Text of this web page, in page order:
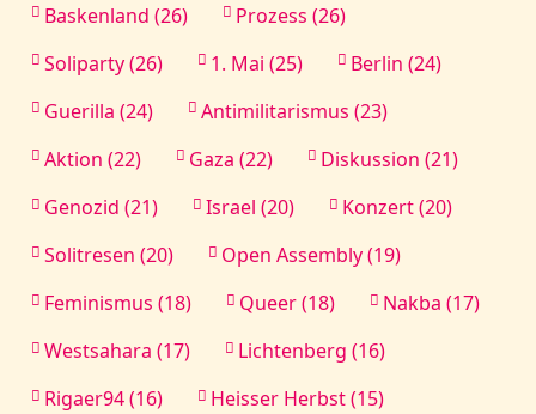
Baskenland (26)
Prozess (26)
Soliparty (26)
1. Mai (25)
Berlin (24)
Guerilla (24)
Antimilitarismus (23)
Aktion (22)
Gaza (22)
Diskussion (21)
Genozid (21)
Israel (20)
Konzert (20)
Solitresen (20)
Open Assembly (19)
Feminismus (18)
Queer (18)
Nakba (17)
Westsahara (17)
Lichtenberg (16)
Rigaer94 (16)
Heisser Herbst (15)